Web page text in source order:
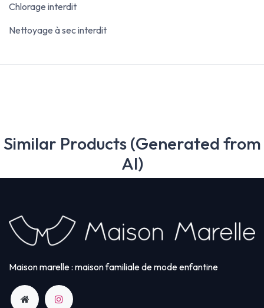
Chlorage interdit
Nettoyage à sec interdit
Similar Products (Generated from
AI)
Maison marelle : maison familiale de mode enfantine